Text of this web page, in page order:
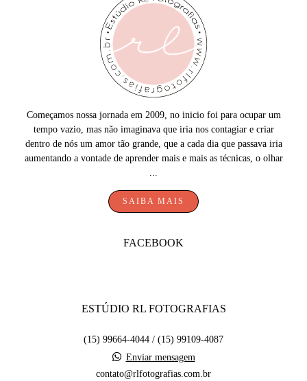
Começamos nossa jornada em 2009, no inicio foi para ocupar um
tempo vazio, mas não imaginava que iria nos contagiar e criar
dentro de nós um amor tão grande, que a cada dia que passava iria
aumentando a vontade de aprender mais e mais as técnicas, o olhar
SAIBA MAIS
FACEBOOK
ESTÚDIO RL FOTOGRAFIAS
(15) 99664-4044 / (15) 99109-4087
Enviar mensagem
contato@rlfotografias.com.br